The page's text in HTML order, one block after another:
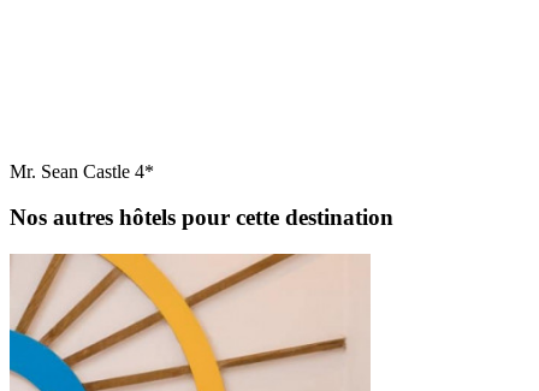
Mr. Sean Castle 4*
Nos autres hôtels pour cette destination